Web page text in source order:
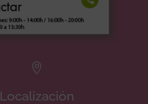

Localización